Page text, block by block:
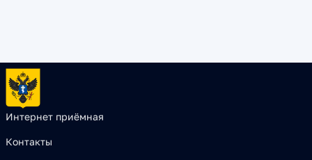
Интернет приёмная
Контакты